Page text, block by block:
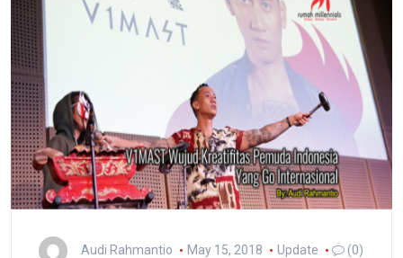
Audi Rahmantio May 15, 2018 Update (0)